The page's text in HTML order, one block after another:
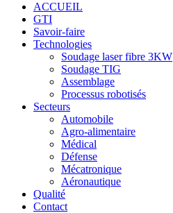
ACCUEIL
GTI
Savoir-faire
Technologies
Soudage laser fibre 3KW
Soudage TIG
Assemblage
Processus robotisés
Secteurs
Automobile
Agro-alimentaire
Médical
Défense
Mécatronique
Aéronautique
Qualité
Contact